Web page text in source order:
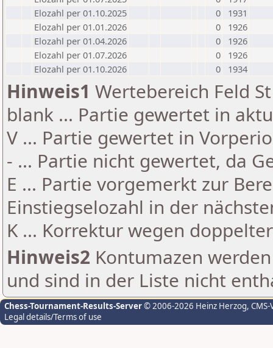
Elozahl per 01.10.2025
0
1931
Elozahl per 01.01.2026
0
1926
Elozahl per 01.04.2026
0
1926
Elozahl per 01.07.2026
0
1926
Elozahl per 01.10.2026
0 1934
Hinweis1 Wertebereich Feld
blank ... Partie gewertet in
V ... Partie gewertet in
- ... Partie nicht gewertet, da
E ... Partie vorgemerkt zur
Einstiegselozahl in der
K ... Korrektur wegen
Hinweis2 Kontumazen
und sind in der Liste nicht
Chess-Tournament-Results-Server© 2006-2026 Heinz Herzog,
Legal details/Terms of use